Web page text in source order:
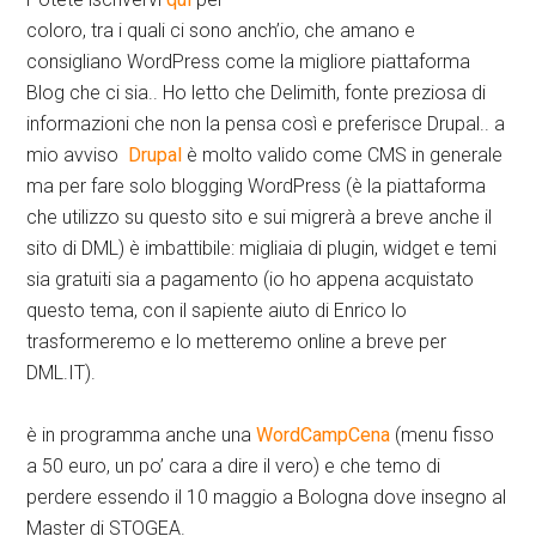
coloro, tra i quali ci sono anch’io, che amano e
consigliano WordPress come la migliore piattaforma
Blog che ci sia.. Ho letto che Delimith, fonte preziosa di
informazioni che non la pensa così e preferisce Drupal.. a
mio avviso
Drupal è molto valido come CMS in generale
ma per fare solo blogging WordPress (è la piattaforma
che utilizzo su questo sito e sui migrerà a breve anche il
sito di DML) è imbattibile: migliaia di plugin, widget e temi
sia gratuiti sia a pagamento (io ho appena acquistato
questo tema, con il sapiente aiuto di Enrico lo
trasformeremo e lo metteremo online a breve per
DML.IT).
è in programma anche unaWordCampCena (menu fisso
a 50 euro, un po’ cara a dire il vero) e che temo di
perdere essendo il 10 maggio a Bologna dove insegno al
Master di STOGEA.